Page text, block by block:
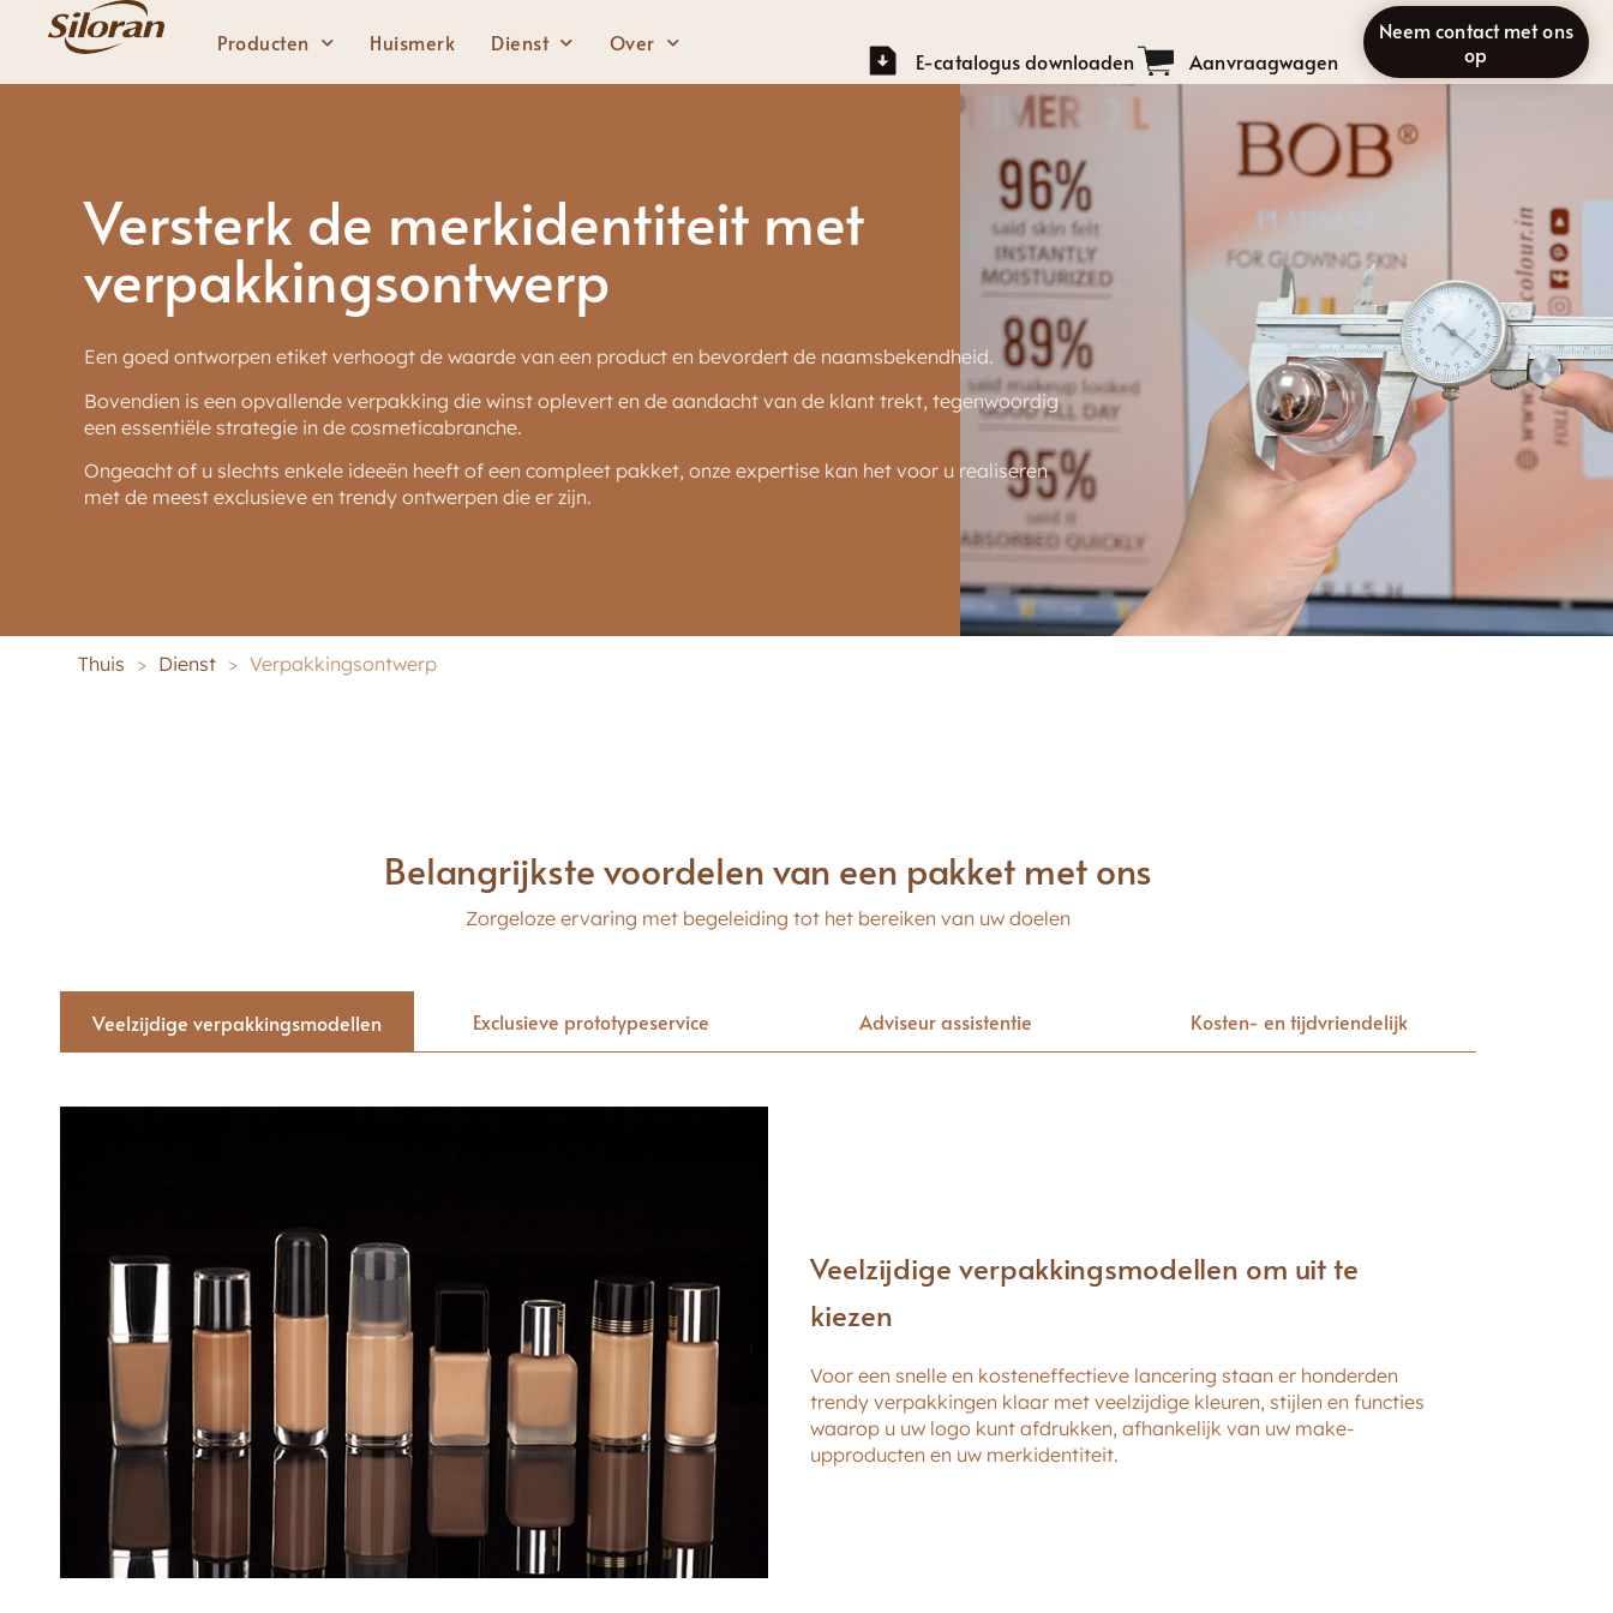
Producten Huismerk Dienst Over
Neem contact met ons
op
Aanvraagwagen
E-catalogus downloaden
Stevige lippenstift
Vloeibare lippenstift
Lipgloss
Lipliner
Wenkbrauwpotlood
Mascara
Oogschaduw
Oogpotlood
Gezichtprimer
Concealer
Markeerstift
Fixeerpoeder & Spray
Versterk de merkidentiteit met
verpakkingsontwerp
Een goed ontworpen etiket verhoogt de waarde van een product en bevordert de naamsbekendheid.
Bovendien is een opvallende verpakking die winst oplevert en de aandacht van de klant trekt, tegenwoordig
een essentiële strategie in de cosmeticabranche.
Ongeacht of u slechts enkele ideeën heeft of een compleet pakket, onze expertise kan het voor u realiseren
met de meest exclusieve en trendy ontwerpen die er zijn.
Thuis > Dienst > Verpakkingsontwerp
Belangrijkste voordelen van een pakket met ons
Zorgeloze ervaring met begeleiding tot het bereiken van uw doelen
Veelzijdige verpakkingsmodellen Exclusieve prototypeservice Adviseur assistentie Kosten- en tijdvriendelijk
Veelzijdige verpakkingsmodellen om uit te
kiezen
Voor een snelle en kosteneffectieve lancering staan er honderden
trendy verpakkingen klaar met veelzijdige kleuren, stijlen en functies
waarop u uw logo kunt afdrukken, afhankelijk van uw make-
upproducten en uw merkidentiteit.